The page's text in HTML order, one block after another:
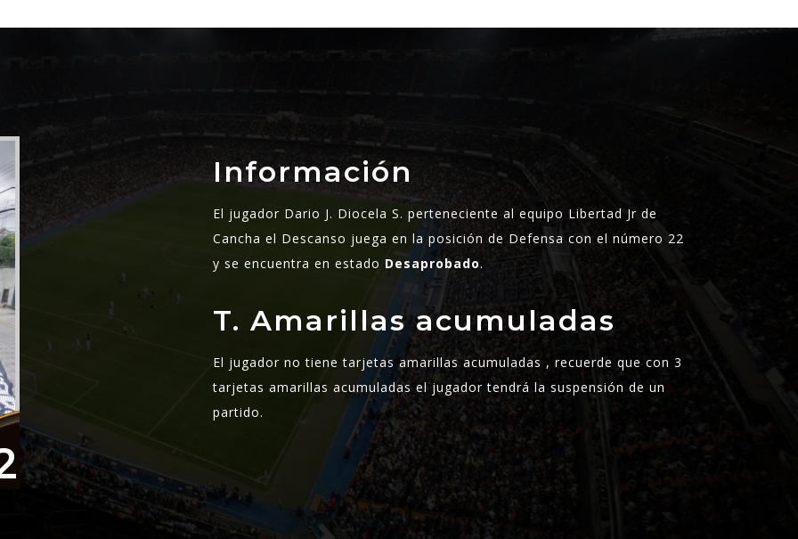
Información
El jugador Dario J. Diocela S. perteneciente al equipo Libertad Jr de
Cancha el Descanso juega en la posición de Defensa con el número 22
y se encuentra en estado Desaprobado.
T. Amarillas acumuladas
El jugador no tiene tarjetas amarillas acumuladas , recuerde que con 3
tarjetas amarillas acumuladas el jugador tendrá la suspensión de un
partido.